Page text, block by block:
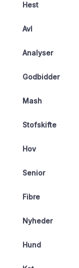
Hest
Avl
Analyser
Godbidder
Mash
Stofskifte
Hov
Senior
Fibre
Nyheder
Hund